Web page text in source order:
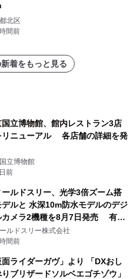
北区
間前
着をもっと見る
国立博物館、館内レストラン3店
リニューアル 各店舗の詳細を発
立博物館
前
ールドスリー、光学3倍ズーム搭
デルと 水深10m防水モデルのデジ
カメラ2機種を8月7日発売 有効
万画素、用途別に選べるコンデ
登場
ルドスリー株式会社
間前
面ライダーガヴ」より 「DXおし
りブリザードソルベエゴチゾウ」